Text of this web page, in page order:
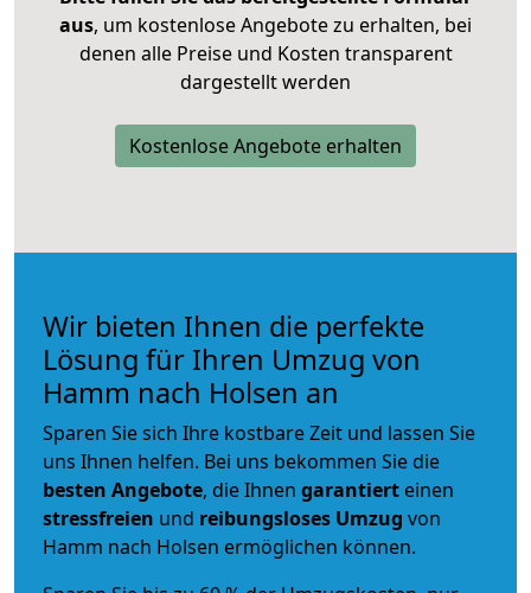
aus, um kostenlose Angebote zu erhalten, bei
denen alle Preise und Kosten transparent
dargestellt werden
Kostenlose Angebote erhalten
Wir bieten Ihnen die perfekte
Lösung für Ihren Umzug von
Hamm nach Holsen an
Sparen Sie sich Ihre kostbare Zeit und lassen Sie
uns Ihnen helfen. Bei uns bekommen Sie die
besten Angebote, die Ihnen garantiert einen
stressfreien und reibungsloses Umzug von
Hamm nach Holsen ermöglichen können.